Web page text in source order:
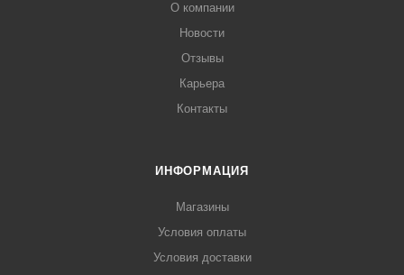
О компании
Новости
Отзывы
Карьера
Контакты
ИНФОРМАЦИЯ
Магазины
Условия оплаты
Условия доставки